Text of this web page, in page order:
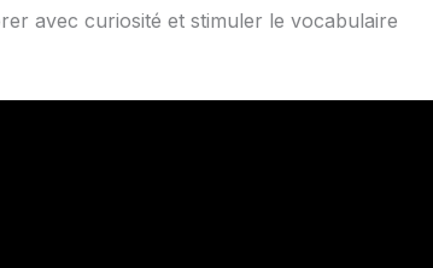
avec curiosité et stimuler le vocabulaire